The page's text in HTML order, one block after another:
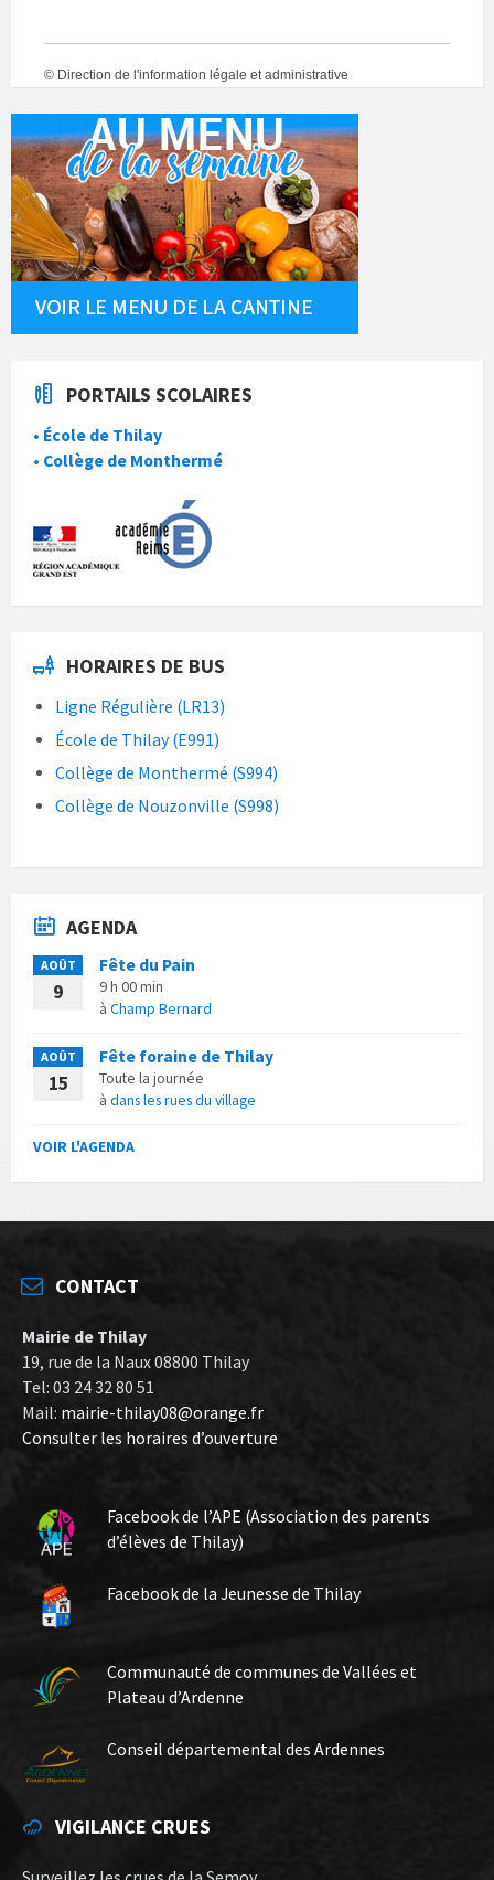
© Direction de l'information légale et administrative
PORTAILS SCOLAIRES
• École de Thilay
• Collège de Monthermé
HORAIRES DE BUS
Ligne Régulière (LR13)
École de Thilay (E991)
Collège de Monthermé (S994)
Collège de Nouzonville (S998)
AGENDA
AOÛT
9
Fête du Pain
9 h 00 min
à Champ Bernard
AOÛT
15
Fête foraine de Thilay
Toute la journée
à dans les rues du village
VOIR L'AGENDA
CONTACT
Mairie de Thilay
19, rue de la Naux 08800 Thilay
Tel: 03 24 32 80 51
Mail: mairie-thilay08@orange.fr
Consulter les horaires d’ouverture
Facebook de l’APE (Association des parents
d’élèves de Thilay)
Facebook de la Jeunesse de Thilay
Communauté de communes de Vallées et
Plateau d’Ardenne
Conseil départemental des Ardennes
VIGILANCE CRUES